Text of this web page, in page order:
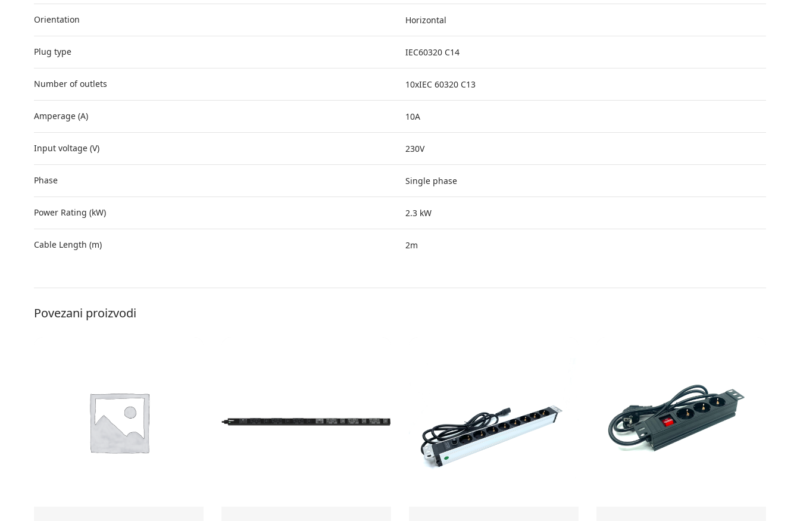
Orientation Horizontal
Plug type IEC60320 C14
Number of outlets 10xIEC 60320 C13
Amperage (A) 10A
Input voltage (V) 230V
Phase Single phase
Power Rating (kW) 2.3 kW
Cable Length (m) 2m
Povezani proizvodi